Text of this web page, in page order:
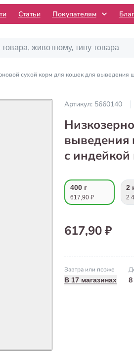
Статьи Покупателям
сухой корм для кошек для выведения
Артикул: 5660140
выведения
с индейкой
400 г
617,90 ₽
2
2
617,90 ₽
Завтра или позже
В 17 магазинах
8